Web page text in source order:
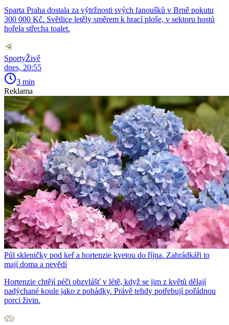
Sparta Praha dostala za výtržnosti svých fanoušků v Brně pokutu
300 000 Kč. Světlice letěly směrem k hrací ploše, v sektoru hostů
hořela střecha toalet.
SportyŽivě
dnes, 20:55
3 min
Reklama
Půl skleničky pod keř a hortenzie kvetou do října. Zahrádkáři to
mají doma a nevědí
Hortenzie chtějí péči obzvlášť v létě, když se jim z květů dělají
nadýchané koule jako z pohádky. Právě tehdy potřebují pořádnou
porci živin.